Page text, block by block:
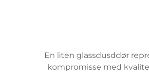
En liten glassdusddør
kompromisse med